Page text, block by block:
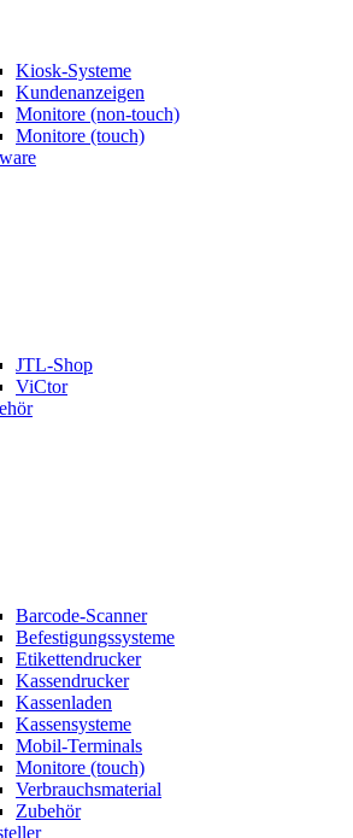
Kiosk-Systeme
Kundenanzeigen
Monitore (non-touch)
Monitore (touch)
JTL-Shop
ViCtor
Barcode-Scanner
Befestigungssysteme
Etikettendrucker
Kassendrucker
Kassenladen
Kassensysteme
Mobil-Terminals
Monitore (touch)
Verbrauchsmaterial
Zubehör